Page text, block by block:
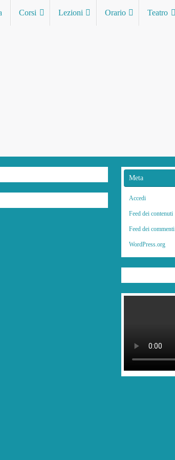
Corsi Lezioni Orario Teatro
Meta
Accedi
Feed dei contenuti
Feed dei commenti
WordPress.org